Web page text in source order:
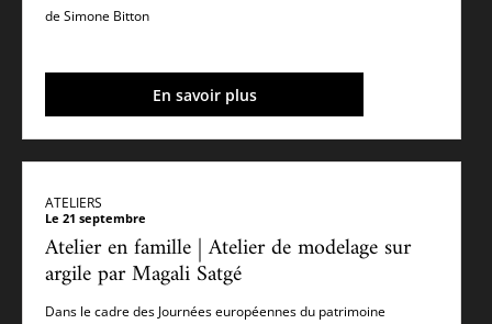
de Simone Bitton
En savoir plus
ATELIERS
Le 21 septembre
Atelier en famille | Atelier de modelage sur
argile par Magali Satgé
Dans le cadre des Journées européennes du patrimoine